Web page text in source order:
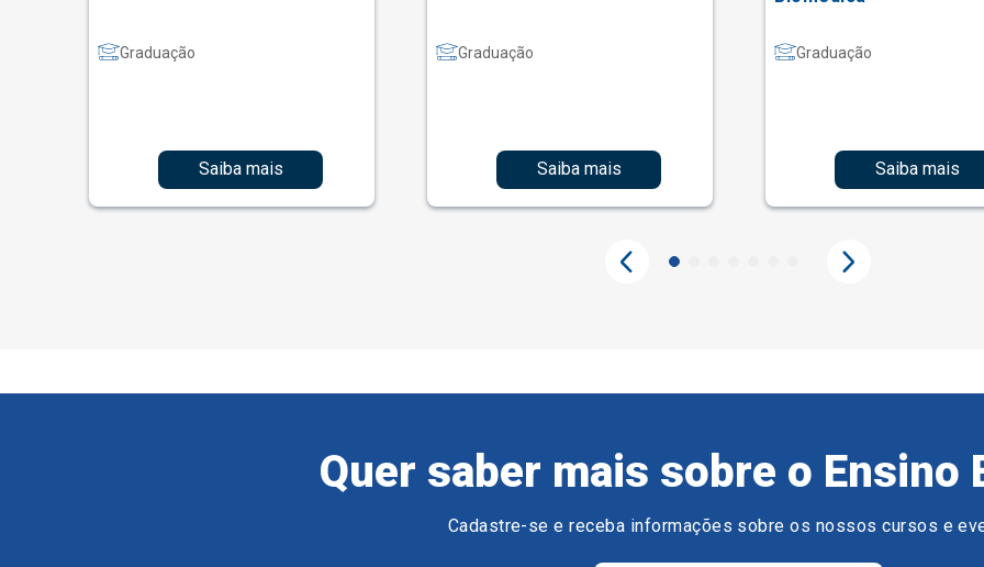
Graduação
Saiba mais
Graduação
Saiba mais
Graduação
Saiba mais
Quer saber mais sobre o Ensino
Cadastre-se e receba informações sobre os nossos cursos e